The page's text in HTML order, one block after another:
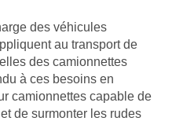
des véhicules
au transport de
des camionnettes
à ces besoins en
camionnettes capable de
de surmonter les rudes